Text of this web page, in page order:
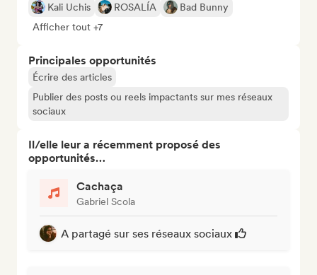
Kali Uchis
ROSALÍA
Bad Bunny
Afficher tout +7
Principales opportunités
Écrire des articles
Publier des posts ou reels impactants sur mes réseaux
sociaux
Il/elle leur a récemment proposé des
opportunités…
Cachaça
Gabriel Scola
A partagé sur ses réseaux sociaux